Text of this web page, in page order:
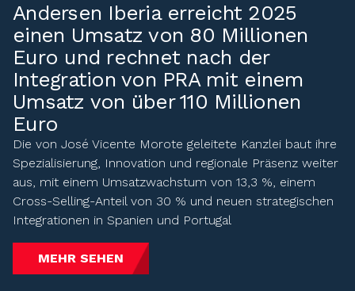
Andersen Iberia erreicht 2025
einen Umsatz von 80 Millionen
Euro und rechnet nach der
Integration von PRA mit einem
Umsatz von über 110 Millionen
Euro
Die von José Vicente Morote geleitete Kanzlei baut ihre
Spezialisierung, Innovation und regionale Präsenz weiter
aus, mit einem Umsatzwachstum von 13,3 %, einem
Cross-Selling-Anteil von 30 % und neuen strategischen
Integrationen in Spanien und Portugal
MEHR SEHEN